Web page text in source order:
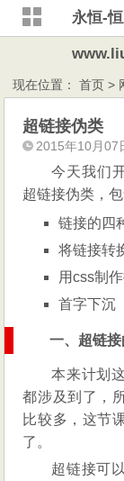
永恒-
现在位置：首页 >
超链接伪类
2015年10月07
今天我们
超链接伪类，
链接的四
将链接转
用css制
首字下沉
一、超链
本来计划
都涉及到了，
比较多，这节
了。
超链接可